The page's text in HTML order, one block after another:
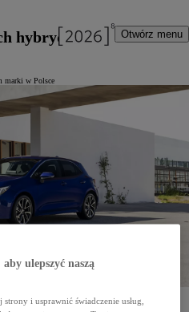
Otwórz menu
hybryd Toyoty
marki w Polsce
ulepszyć naszą
strony i usprawnić świadczenie usług,